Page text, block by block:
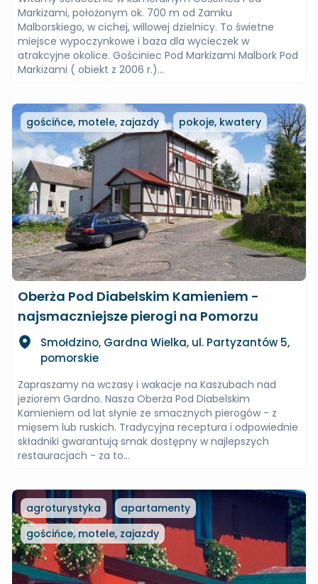
Markizami, położonym ok. 700 m od Zamku
Malborskiego, w cichej, willowej dzielnicy. To świetne
miejsce wypoczynkowe i baza dla wycieczek w
atrakcyjne okolice. Gościniec Pod Markizami Malbork Pod
Markizami ( obiekt z 2006 r.)...
gościńce, motele, zajazdy pokoje, kwatery
Oberża Pod Diabelskim Kamieniem -
najsmaczniejsze pierogi na Pomorzu
Smołdzino, Gardna Wielka, ul. Partyzantów 5,
pomorskie
Zapraszamy na wczasy i wakacje na Kaszubach nad
jeziorem Gardno. Nasza Oberża Pod Diabelskim
Kamieniem od lat słynie ze smacznych pierogów - z
mięsem lub ruskich. Tradycyjna receptura i odpowiednie
składniki gwarantują smak dostępny w najlepszych
restauracjach - za to...
agroturystyka
apartamenty
gościńce, motele, zajazdy